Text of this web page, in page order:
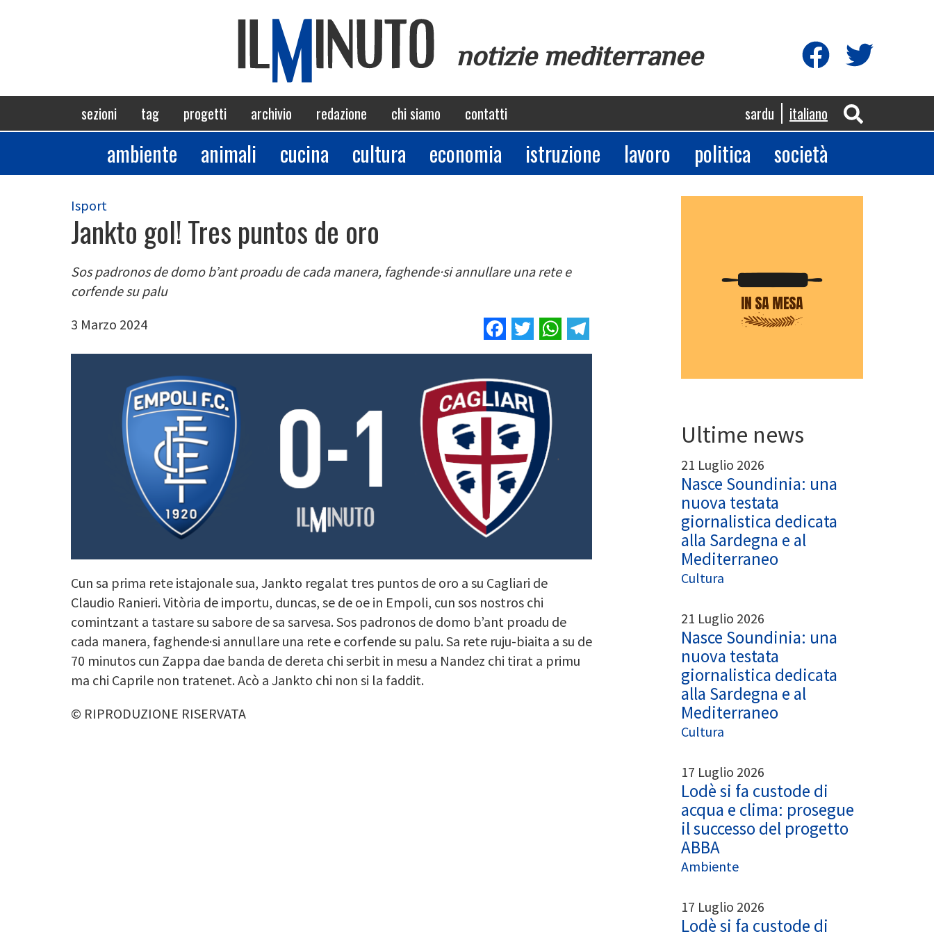
notizie mediterranee
Navigazione
principale
sezioni tag progetti archivio redazione chi siamo contatti sardu italiano
Sezioni
ambiente animali cucina cultura economia istruzione lavoro politica società
Isport
Jankto gol! Tres puntos de oro
Sos padronos de domo b’ant proadu de cada manera, faghende·si annullare una rete e
corfende su palu
3 Marzo 2024
Facebook
TwitterWhatsApp
Cun sa prima rete istajonale sua, Jankto regalat tres puntos de oro a su Cagliari de
Claudio Ranieri. Vitòria de importu, duncas, se de oe in Empoli, cun sos nostros chi
comintzant a tastare su sabore de sa sarvesa. Sos padronos de domo b’ant proadu de
cada manera, faghende·si annullare una rete e corfende su palu. Sa rete ruju-biaita a su de
70 minutos cun Zappa dae banda de dereta chi serbit in mesu a Nandez chi tirat a primu
ma chi Caprile non tratenet. Acò a Jankto chi non si la faddit.
© RIPRODUZIONE RISERVATA
Ultime news
21 Luglio 2026
Nasce Soundinia: una
nuova testata
giornalistica dedicata
alla Sardegna e al
Mediterraneo
Cultura
21 Luglio 2026
Nasce Soundinia: una
nuova testata
giornalistica dedicata
alla Sardegna e al
Mediterraneo
Cultura
17 Luglio 2026
Lodè si fa custode di
acqua e clima: prosegue
il successo del progetto
ABBA
Ambiente
17 Luglio 2026
Lodè si fa custode di